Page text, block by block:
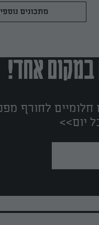
חריף-עדין שנותן קיק מושלם.
שנראית כמו מהמסעדה, אבל קלה
מתכונים
במקום אחד!
לחורף
יום>>